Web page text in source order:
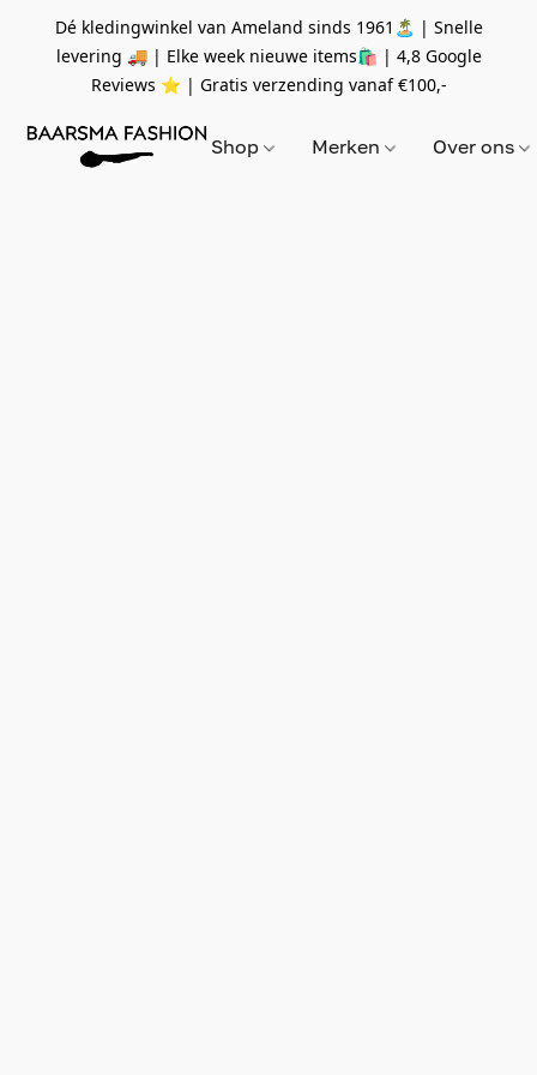
Dé kledingwinkel van Ameland sinds 1961🏝 | Snelle
levering 🚚 | Elke week nieuwe items🛍 | 4,8 Google
Reviews ⭐️ | Gratis verzending vanaf€100,-
Shop Merken Over ons